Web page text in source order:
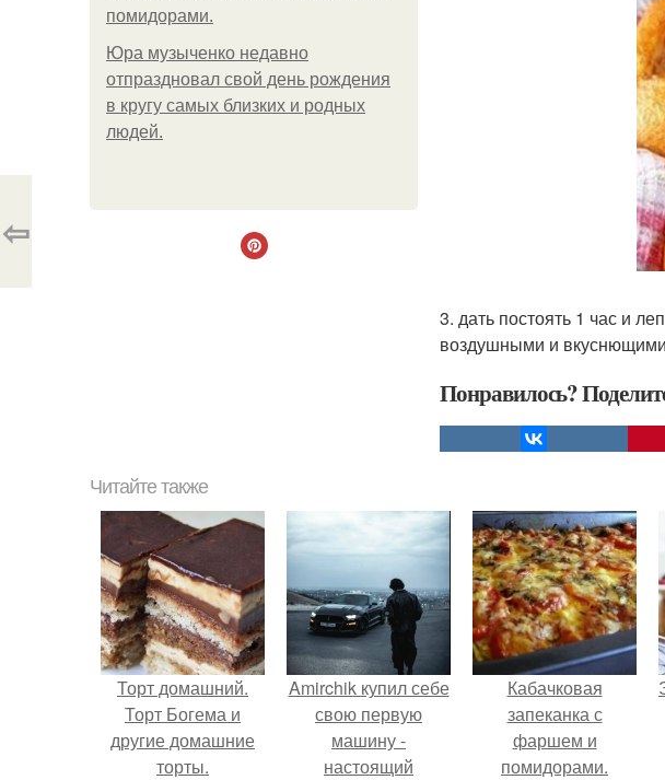
помидорами.
Юра музыченко недавно
отпраздновал свой день рождения
в кругу самых близких и родных
людей.
3. дать постоять 1 час и
воздушными и
Понравилось?
⇦
Читайте также
Торт домашний.
Торт Богема и
другие домашние
торты.
Amirchik купил себе
свою первую
машину -
настоящий
Кабачковая
запеканка с
фаршем и
помидорами.